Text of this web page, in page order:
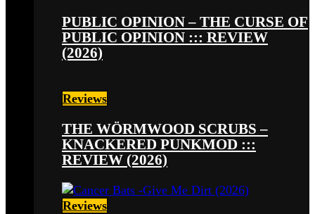
PUBLIC OPINION – THE CURSE OF
PUBLIC OPINION ::: REVIEW
(2026)
Reviews
THE WÖRMWOOD SCRUBS –
KNACKERED PUNKMOD :::
REVIEW (2026)
Reviews